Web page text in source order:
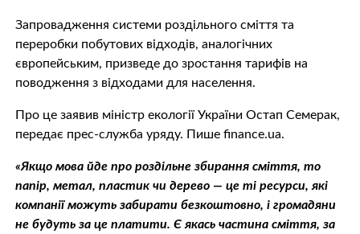
Запровадження системи роздільного сміття та
переробки побутових відходів, аналогічних
європейським, призведе до зростання тарифів на
поводження з відходами для населення.
Про це заявив міністр екології України Остап Семерак,
передає прес-служба уряду. Пише finance.ua.
«Якщо мова йде про роздільне збирання сміття, то
папір, метал, пластик чи дерево — це ті ресурси, які
компанії можуть забирати безкоштовно, і громадяни
не будуть за це платити. Є якась частина сміття, за